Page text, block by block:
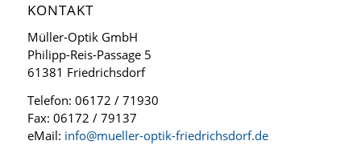
KONTAKT
Müller-Optik GmbH
Philipp-Reis-Passage 5
61381 Friedrichsdorf
Telefon: 06172 / 71930
Fax: 06172 / 79137
eMail: info@mueller-optik-friedrichsdorf.de